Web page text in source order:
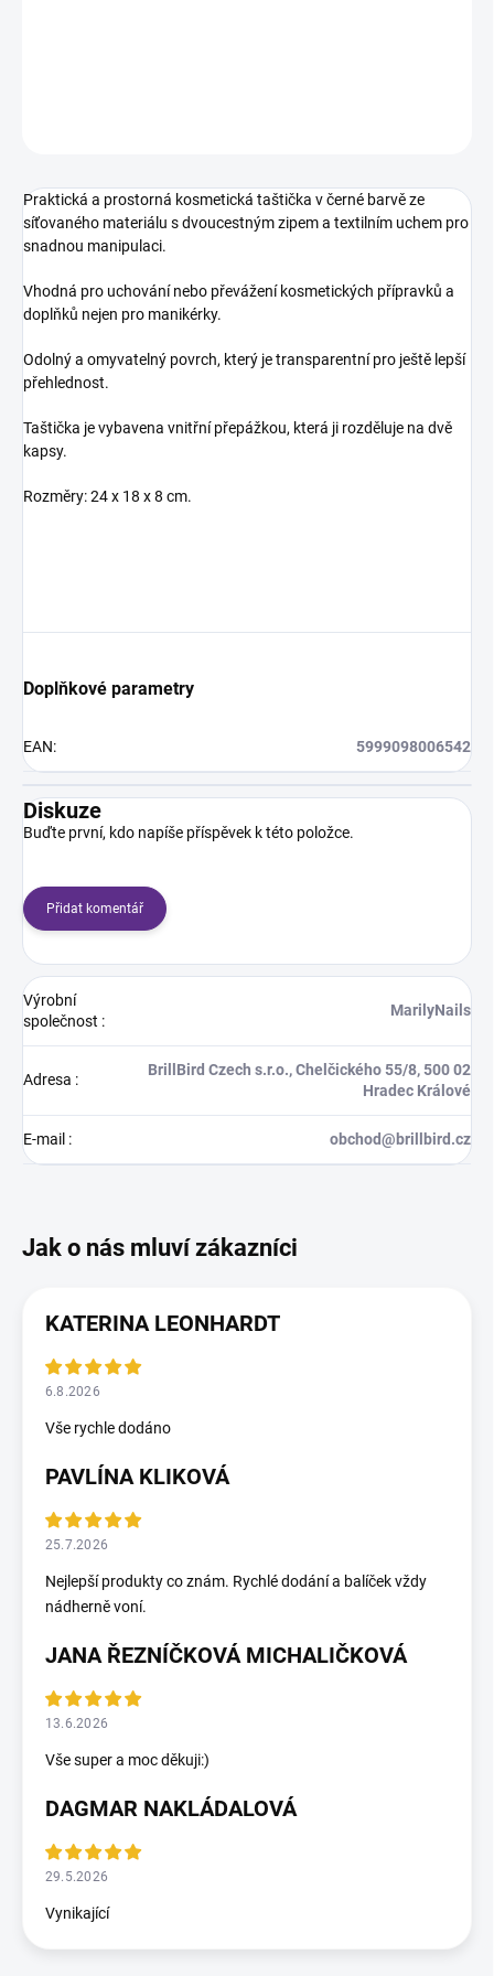
Praktická a prostorná kosmetická taštička v černé barvě ze
síťovaného materiálu s dvoucestným zipem a textilním uchem pro
snadnou manipulaci.
Vhodná pro uchování nebo převážení kosmetických přípravků a
doplňků nejen pro manikérky.
Odolný a omyvatelný povrch, který je transparentní pro ještě lepší
přehlednost.
Taštička je vybavena vnitřní přepážkou, která ji rozděluje na dvě
kapsy.
Rozměry: 24 x 18 x 8 cm.
Doplňkové parametry
EAN: 5999098006542
Diskuze
Buďte první, kdo napíše příspěvek k této položce.
Přidat komentář
Výrobní
společnost :
MarilyNails
Adresa :
BrillBird Czech s.r.o., Chelčického 55/8, 500 02
Hradec Králové
E-mail : obchod@brillbird.cz
KATERINA LEONHARDT
6.8.2026
Vše rychle dodáno
PAVLÍNA KLIKOVÁ
25.7.2026
Nejlepší produkty co znám. Rychlé dodání a balíček vždy
nádherně voní.
JANA ŘEZNÍČKOVÁ MICHALIČKOVÁ
13.6.2026
Vše super a moc děkuji:)
DAGMAR NAKLÁDALOVÁ
29.5.2026
Vynikající